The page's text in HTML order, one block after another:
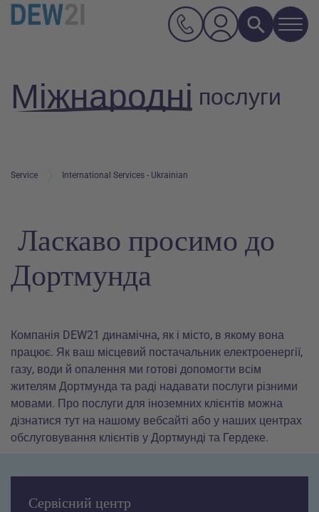
Suche
Міжнародні послуги
Service International Services - Ukrainian
Ласкаво просимо до
Дортмунда
Компанія DEW21 динамічна, як і місто, в якому вона
працює. Як ваш місцевий постачальник електроенергії,
газу, води й опалення ми готові допомогти всім
жителям Дортмунда та раді надавати послуги різними
мовами. Про послуги для іноземних клієнтів можна
дізнатися тут на нашому вебсайті або у наших центрах
обслуговування клієнтів у Дортмунді та Гердеке.
Сервісний центр